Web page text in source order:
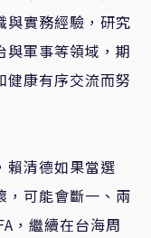
與實務經驗，研究
與軍事等領域，期
健康有序交流而努
賴清德如果當選
，可能會斷一、兩
，繼續在台海周